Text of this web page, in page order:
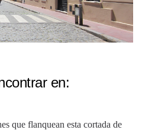
en:
que flanquean esta cortada de